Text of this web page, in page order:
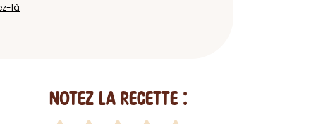
là
Notez la recette :